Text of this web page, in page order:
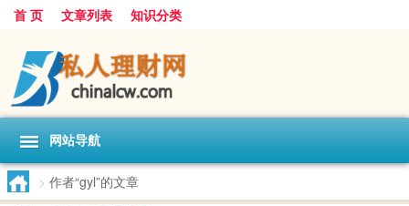
首 页 文章列表 知识分类
网站导航
> 作者“gyl”的文章